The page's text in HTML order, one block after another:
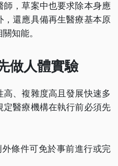
，草案中也要求除本身應
還應具備再生醫療基本原
知能。
做人體實驗
、複雜度高且發展快速多
醫療機構在執行前必須先
條件可免於事前進行或完